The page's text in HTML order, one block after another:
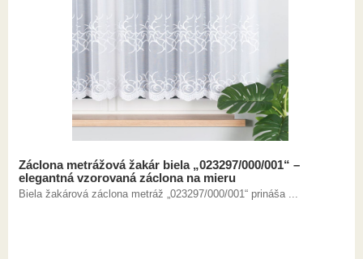
Záclona metrážová žakár biela „023297/000/001“ –
elegantná vzorovaná záclona na mieru
Biela žakárová záclona metráž „023297/000/001“ prináša ...